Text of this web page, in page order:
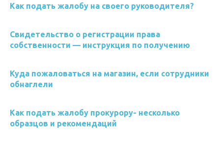
Как подать жалобу на своего руководителя?
Свидетельство о регистрации права
собственности — инструкция по получению
Куда пожаловаться на магазин, если сотрудники
обнаглели
Как подать жалобу прокурору- несколько
образцов и рекомендаций